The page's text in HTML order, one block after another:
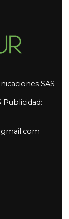
SAS
Publicidad: